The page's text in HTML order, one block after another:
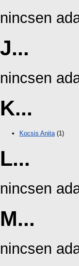
nincsen
J...
nincsen
K...
Kocsis Anita(1)
L...
nincsen
M...
nincsen